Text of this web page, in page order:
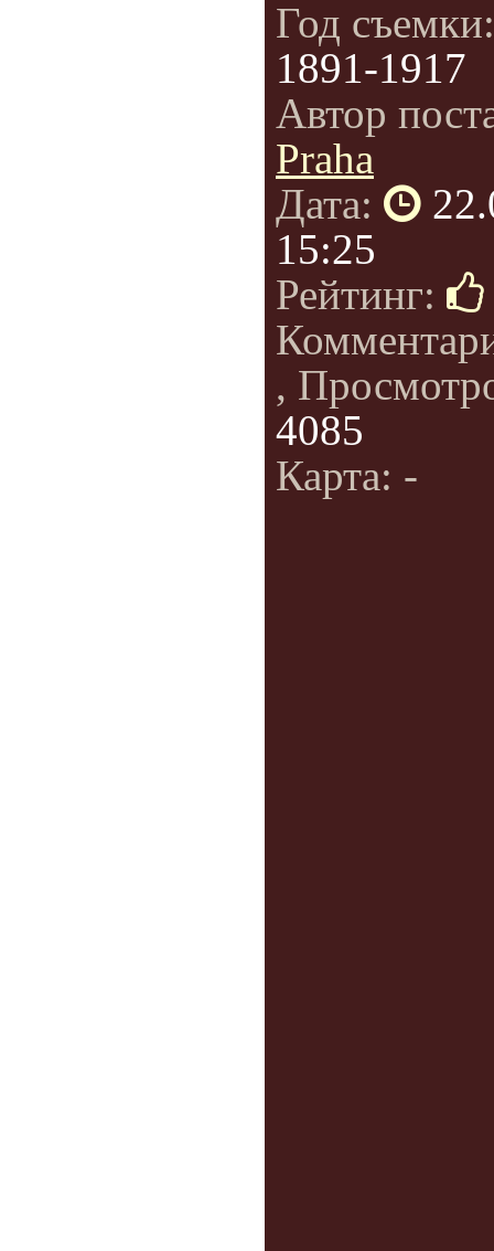
Год
1891-1917
Автор
Praha
Дата:
15:25
Рейтинг:
,
4085
Карта: -